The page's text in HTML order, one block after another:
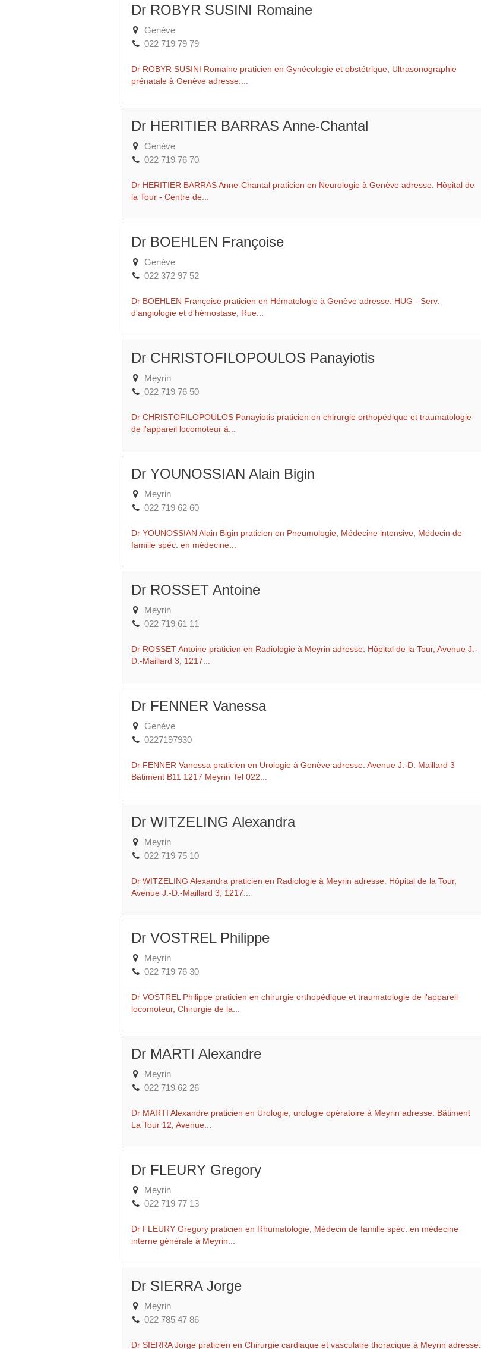
Dr ROBYR SUSINI Romaine
Genève
022 719 79 79
Dr ROBYR SUSINI Romaine praticien en Gynécologie et obstétrique, Ultrasonographie
prénatale à Genève adresse:...
Dr HERITIER BARRAS Anne-Chantal
Genève
022 719 76 70
Dr HERITIER BARRAS Anne-Chantal praticien en Neurologie à Genève adresse: Hôpital de
la Tour - Centre de...
Dr BOEHLEN Françoise
Genève
022 372 97 52
Dr BOEHLEN Françoise praticien en Hématologie à Genève adresse: HUG - Serv.
d'angiologie et d'hémostase, Rue...
Dr CHRISTOFILOPOULOS Panayiotis
Meyrin
022 719 76 50
Dr CHRISTOFILOPOULOS Panayiotis praticien en chirurgie orthopédique et traumatologie
de l'appareil locomoteur à...
Dr YOUNOSSIAN Alain Bigin
Meyrin
022 719 62 60
Dr YOUNOSSIAN Alain Bigin praticien en Pneumologie, Médecine intensive, Médecin de
famille spéc. en médecine...
Dr ROSSET Antoine
Meyrin
022 719 61 11
Dr ROSSET Antoine praticien en Radiologie à Meyrin adresse: Hôpital de la Tour, Avenue J.-
D.-Maillard 3, 1217...
Dr FENNER Vanessa
Genève
0227197930
Dr FENNER Vanessa praticien en Urologie à Genève adresse: Avenue J.-D. Maillard 3
Bâtiment B11 1217 Meyrin Tel 022...
Dr WITZELING Alexandra
Meyrin
022 719 75 10
Dr WITZELING Alexandra praticien en Radiologie à Meyrin adresse: Hôpital de la Tour,
Avenue J.-D.-Maillard 3, 1217...
Dr VOSTREL Philippe
Meyrin
022 719 76 30
Dr VOSTREL Philippe praticien en chirurgie orthopédique et traumatologie de l'appareil
locomoteur, Chirurgie de la...
Dr MARTI Alexandre
Meyrin
022 719 62 26
Dr MARTI Alexandre praticien en Urologie, urologie opératoire à Meyrin adresse: Bâtiment
La Tour 12, Avenue...
Dr FLEURY Gregory
Meyrin
022 719 77 13
Dr FLEURY Gregory praticien en Rhumatologie, Médecin de famille spéc. en médecine
interne générale à Meyrin...
Dr SIERRA Jorge
Meyrin
022 785 47 86
Dr SIERRA Jorge praticien en Chirurgie cardiaque et vasculaire thoracique à Meyrin adresse: